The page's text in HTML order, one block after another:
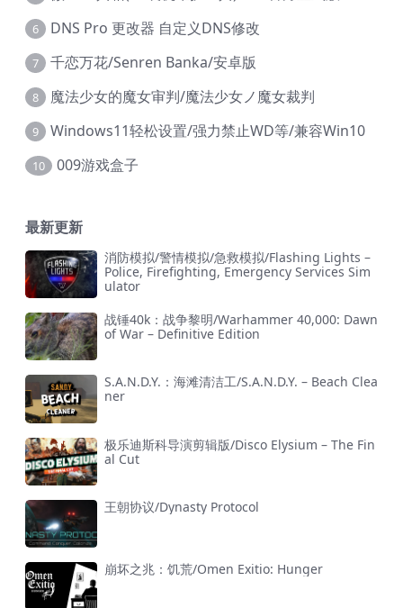
6 DNS Pro 更改器 自定义DNS修改
7 千恋万花/Senren Banka/安卓版
8 魔法少女的魔女审判/魔法少女ノ魔女裁判
9 Windows11轻松设置/强力禁止WD等/兼容Win10
10 009游戏盒子
最新更新
消防模拟/警情模拟/急救模拟/Flashing Lights –
Police, Firefighting, Emergency Services Sim
ulator
战锤40k：战争黎明/Warhammer 40,000: Dawn
of War – Definitive Edition
S.A.N.D.Y.：海滩清洁工/S.A.N.D.Y. – Beach Clea
ner
极乐迪斯科导演剪辑版/Disco Elysium – The Fin
al Cut
王朝协议/Dynasty Protocol
崩坏之兆：饥荒/Omen Exitio: Hunger